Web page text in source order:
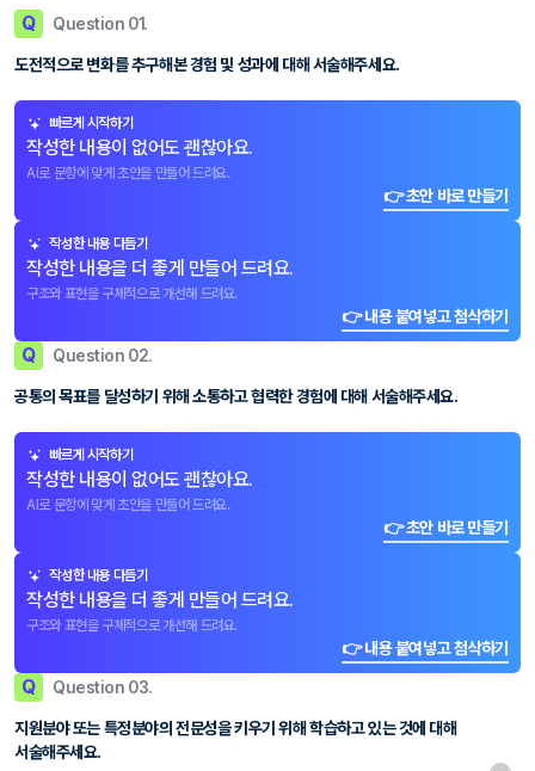
Q Question 01.
도전적으로 변화를 추구해본 경험 및 성과에 대해 서술해주세요.
빠르게 시작하기
작성한 내용이 없어도 괜찮아요.
AI로 문항에 맞게 초안을 만들어 드려요.
👉 초안 바로 만들기
작성한 내용 다듬기
작성한 내용을 더 좋게 만들어 드려요.
구조와 표현을 구체적으로 개선해 드려요.
👉 내용 붙여넣고 첨삭하기
Q Question 02.
공통의 목표를 달성하기 위해 소통하고 협력한 경험에 대해 서술해주세요.
빠르게 시작하기
작성한 내용이 없어도 괜찮아요.
AI로 문항에 맞게 초안을 만들어 드려요.
👉 초안 바로 만들기
작성한 내용 다듬기
작성한 내용을 더 좋게 만들어 드려요.
구조와 표현을 구체적으로 개선해 드려요.
👉 내용 붙여넣고 첨삭하기
Q Question 03.
지원분야 또는 특정분야의 전문성을 키우기 위해 학습하고 있는 것에 대해
서술해주세요.